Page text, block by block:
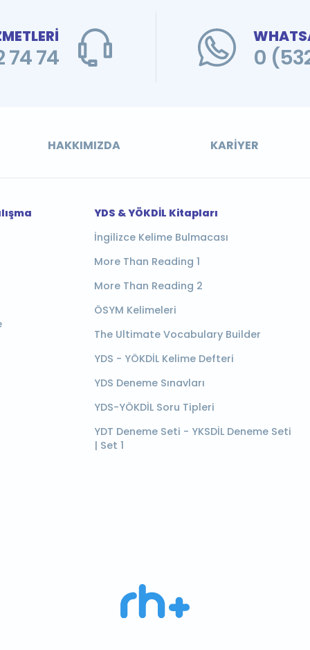
74 0
HAKKIMIZDA KARIYER
YDS & YÖKDİL Kitapları
İngilizce Kelime Bulmacası
More Than Reading 1
More Than Reading 2
ÖSYM Kelimeleri
The Ultimate Vocabulary Builder
YDS - YÖKDİL Kelime Defteri
YDS Deneme Sınavları
YDS-YÖKDİL Soru Tipleri
YDT Deneme Seti - YKSDİL Deneme Seti
| Set 1